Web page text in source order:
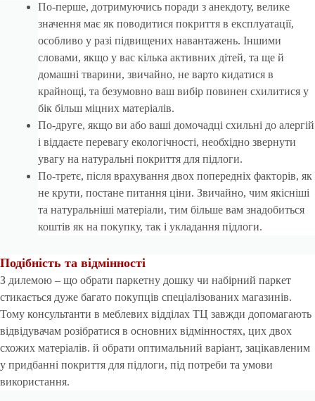
По-перше, дотримуючись поради з анекдоту, велике
значення має як поводитися покриття в експлуатації,
особливо у разі підвищених навантажень. Іншими
словами, якщо у вас кілька активних дітей, та ще й
домашні тварини, звичайно, не варто кидатися в
крайнощі, та безумовно ваш вибір повинен схилитися у
бік більш міцних матеріалів.
По-друге, якщо ви або ваші домочадці схильні до алергій
і віддаєте перевагу екологічності, необхідно звернути
увагу на натуральні покриття для підлоги.
По-третє, після врахування двох попередніх факторів, як
не крути, постане питання ціни. Звичайно, чим якісніші
та натуральніші матеріали, тим більше вам знадобиться
коштів як на покупку, так і укладання підлоги.
Подібність та відмінності
З дилемою – що обрати паркетну дошку чи набірний паркет
стикається дуже багато покупців спеціалізованих магазинів.
Тому консультанти в меблевих відділах ТЦ завжди допомагають
відвідувачам розібратися в основних відмінностях, цих двох
схожих матеріалів. й обрати оптимальний варіант, зацікавленим
у придбанні покриття для підлоги, під потреби та умови
використання.